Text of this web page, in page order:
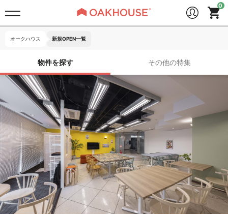
オークハウス 新規OPEN一覧
物件を探す その他の特集